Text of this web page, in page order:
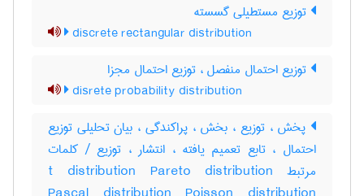
توزیع مستطیلی گسسته
discrete rectangular distribution
توزیع احتمال منفصل ، توزیع احتمال مجزا
disrete probability distribution
پخش ، توزیع ، بخش ، پراکندگی ، بیان تحلیلی توزیع
احتمال ، تابع تعمیم یافته ، انتشار ، توزیع / کلمات
مرتبط t distribution Pareto distribution